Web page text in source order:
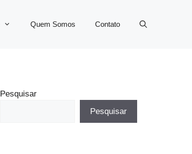
Quem Somos Contato
Pesquisar
Pesquisar